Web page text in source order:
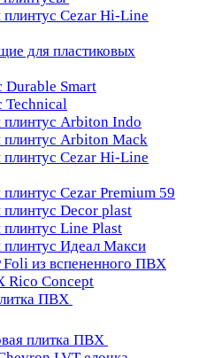
плинтус Cezar Hi-Line
для пластиковых
Smart
Technical
плинтус Arbiton Indo
плинтус Arbiton Mack
плинтус Cezar Hi-Line
Cezar Premium 59
Decor plast
Line Plast
плинтус Идеал Макси
Foli из вспененного ПВХ
Rico Concept
ПВХ
плитка ПВХ